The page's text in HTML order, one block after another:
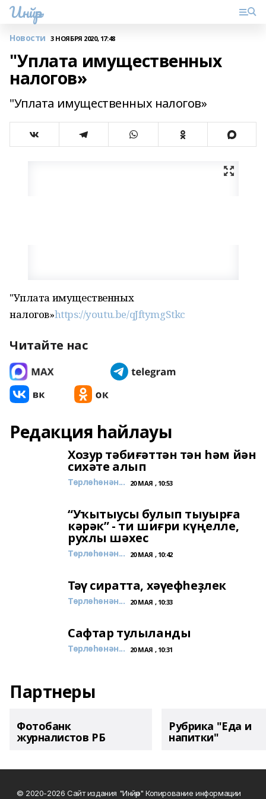
Инйәр
Новости 3 НОЯБРЯ 2020, 17:48
"Уплата имущественных
налогов»
"Уплата имущественных налогов»
"Уплата имущественных
налогов»https://youtu.be/qJftymgStkc
Читайте нас
Редакция һайлауы
Хозур тәбиғәттән тән һәм йән
сихәте алып
Төрлөһөнән... 20 МАЯ , 10:53
“Уҡытыусы булып тыуырға
кәрәк” - ти шиғри күңелле,
рухлы шәхес
Төрлөһөнән... 20 МАЯ , 10:42
Тәү сиратта, хәүефһеҙлек
Төрлөһөнән... 20 МАЯ , 10:33
Сафтар тулыланды
Төрлөһөнән... 20 МАЯ , 10:31
Партнеры
Фотобанк
журналистов РБ
Рубрика "Еда и
напитки"
© 2020-2026 Сайт издания "Инйәр" Копирование информации